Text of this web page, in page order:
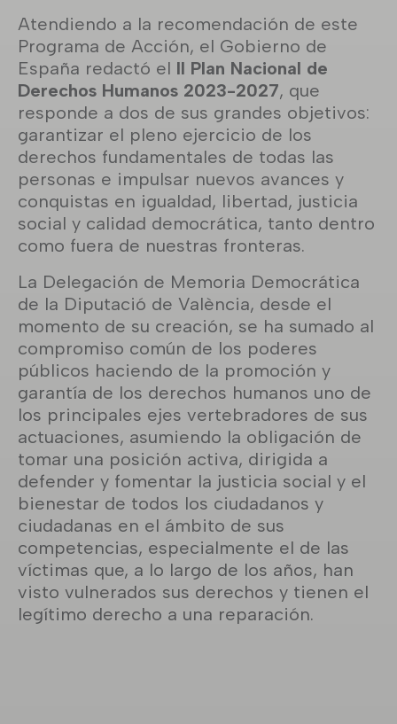
Atendiendo a la recomendación de este
Programa de Acción, el Gobierno de
España redactó el II Plan Nacional de
Derechos Humanos 2023-2027, que
responde a dos de sus grandes objetivos:
garantizar el pleno ejercicio de los
derechos fundamentales de todas las
personas e impulsar nuevos avances y
conquistas en igualdad, libertad, justicia
social y calidad democrática, tanto dentro
como fuera de nuestras fronteras.
La Delegación de Memoria Democrática
de la Diputació de València, desde el
momento de su creación, se ha sumado al
compromiso común de los poderes
públicos haciendo de la promoción y
garantía de los derechos humanos uno de
los principales ejes vertebradores de sus
actuaciones, asumiendo la obligación de
tomar una posición activa, dirigida a
defender y fomentar la justicia social y el
bienestar de todos los ciudadanos y
ciudadanas en el ámbito de sus
competencias, especialmente el de las
víctimas que, a lo largo de los años, han
visto vulnerados sus derechos y tienen el
legítimo derecho a una reparación.